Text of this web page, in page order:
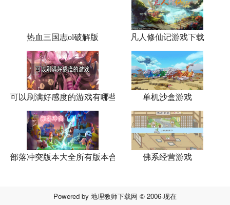
热血三国志ol破解版 凡人修仙记游戏下载
可以刷满好感度的游戏有哪些 单机沙盒游戏
部落冲突版本大全所有版本合集 佛系经营游戏
Powered by 地理教师下载网 © 2006-现在